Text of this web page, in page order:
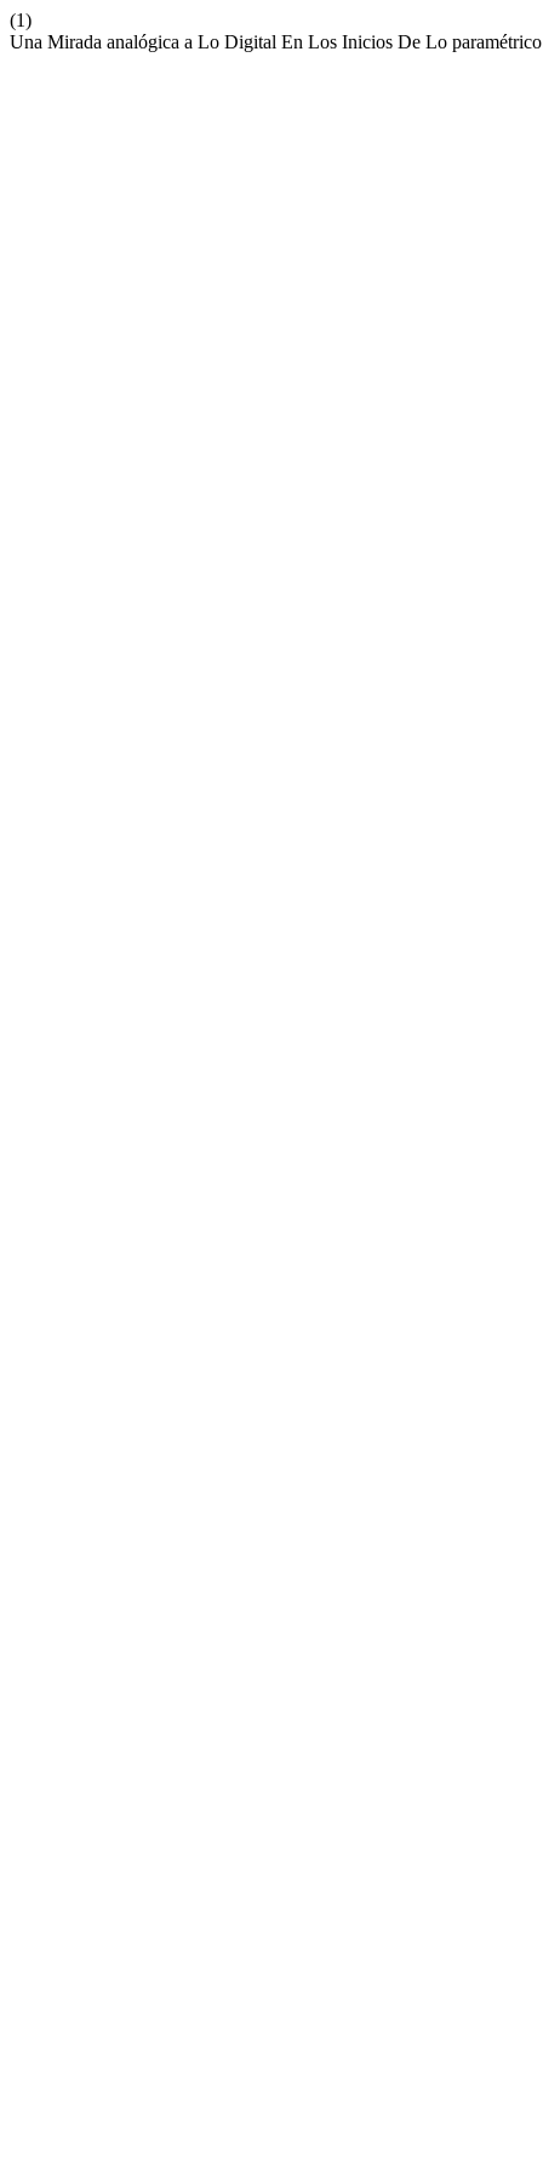
(1)
Una Mirada analógica a Lo Digital En Los Inicios De Lo